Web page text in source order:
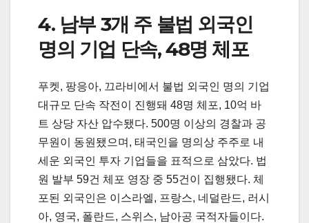
4. 남부 3개 주 불법 외국인
명의 기업 단속, 48명 체포
푸켓, 팡응아, 끄라비에서 불법 외국인 명의 기업
대규모 단속 작전이 진행돼 48명 체포, 10억 바
트 상당 자산 압수됐다. 500명 이상의 경찰과 공
무원이 동원됐으며, 태국인을 명의상 주주로 내
세운 외국인 투자 기업들을 표적으로 삼았다. 법
원 발부 59건 체포 영장 중 55건이 집행됐다. 체
포된 외국인은 이스라엘, 프랑스, 네덜란드, 러시
아, 영국, 폴란드, 스위스, 남아공 국적자들이다.